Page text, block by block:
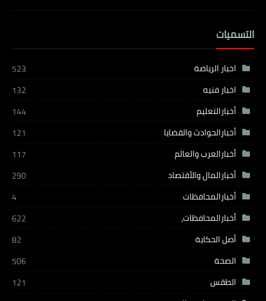
التسميات
اخبار الرياضة
523
اخبار فنيه
132
أخبارالتعليم
144
أخبارالحوادث والقضايا
121
أخبارالعرب والعالم
117
أخبارالمال والأقتصاد
290
أخبارالمحافظات
4
أخبارالمحافظات،
622
أصل الحكاية
82
الصحة
506
الطقس
121